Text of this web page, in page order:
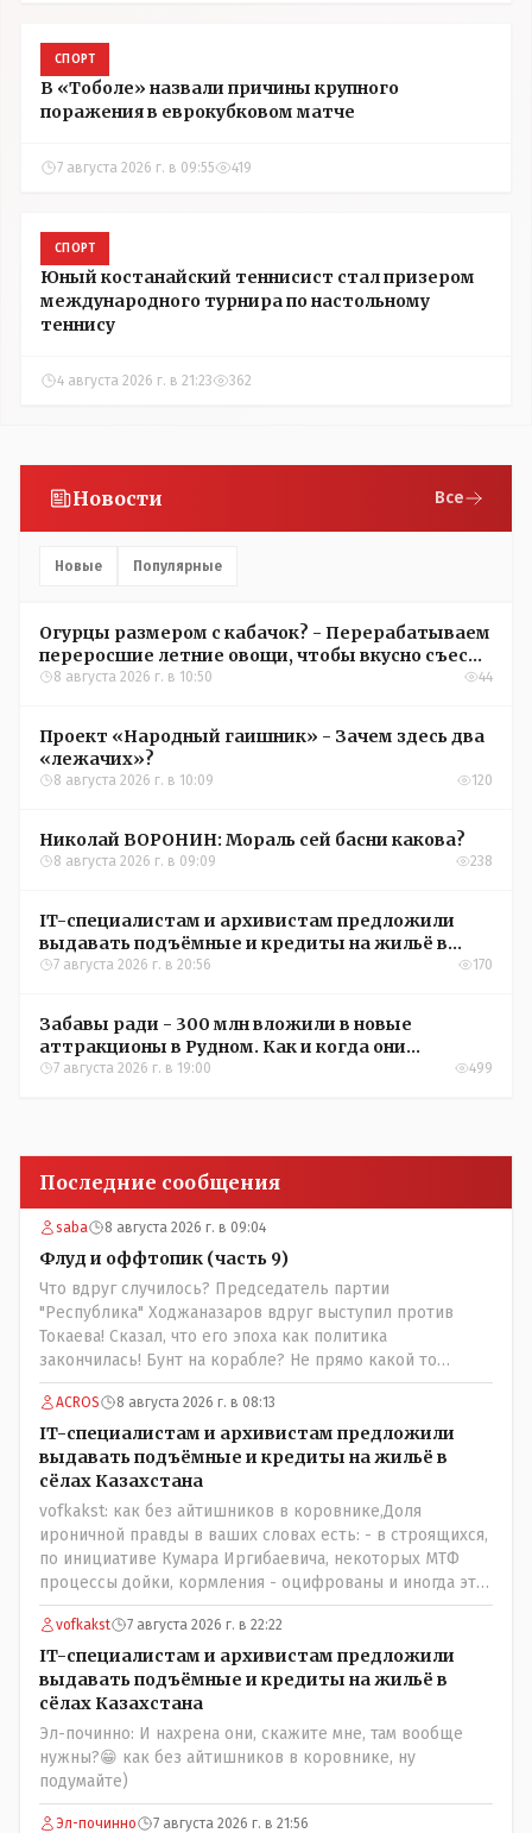
СПОРТ
В «Тоболе» назвали причины крупного
поражения в еврокубковом матче
7 августа 2026 г. в 09:55 419
СПОРТ
Юный костанайский теннисист стал призером
международного турнира по настольному
теннису
4 августа 2026 г. в 21:23 362
Новости Все
Новые Популярные
Огурцы размером с кабачок? - Перерабатываем
переросшие летние овощи, чтобы вкусно съесть
зимой
8 августа 2026 г. в 10:50 44
Проект «Народный гаишник» - Зачем здесь два
«лежачих»?
8 августа 2026 г. в 10:09 120
Николай ВОРОНИН: Мораль сей басни какова?
8 августа 2026 г. в 09:09 238
IT-специалистам и архивистам предложили
выдавать подъёмные и кредиты на жильё в
сёлах Казахстана
7 августа 2026 г. в 20:56 170
Забавы ради - 300 млн вложили в новые
аттракционы в Рудном. Как и когда они
окупятся?
7 августа 2026 г. в 19:00 499
Последние сообщения
saba 8 августа 2026 г. в 09:04
Флуд и оффтопик (часть 9)
Что вдруг случилось? Председатель партии
"Республика" Ходжаназаров вдруг выступил против
Токаева! Сказал, что его эпоха как политика
закончилась! Бунт на корабле? Не прямо какой то
правдолюб вдруг выступил! Может он инопланетянин?
Появился неизвестно откуда, отжал у бывшего
всесильного Розинова целый холдинг и теперь против
президента выступает! Вот ни капельки ему не поверю,
что он действует в интересах страны, про народ уже и
не говорю! Опять какие то закулисные игры?
ACROS 8 августа 2026 г. в 08:13
IT-специалистам и архивистам предложили
выдавать подъёмные и кредиты на жильё в
сёлах Казахстана
vofkakst: как без айтишников в коровнике,Доля
ироничной правды в ваших словах есть: - в строящихся,
по инициативе Кумара Иргибаевича, некоторых МТФ
процессы дойки, кормления - оцифрованы и иногда эти
программы дают сбой - и тогда они нужны, хотя я
насколько в курсе своей комьютерной безграмотности
- все эти вопросы можно решать и устранять эти сбои и
удалённо - лёжа на диване, в городе. Но, этих
современных и оцифрованных МТФ критично мало для
массового переезда лохматых и обкуренных молодых
ребят из города в село, да и те МТФ я по опыту
подозреваю, скоро перейдут на обслуживание с
помошью кувалды, китайского скотча, алюминевой
проволоки и русского мата. Вот где работать в селе
vofkakst 7 августа 2026 г. в 22:22
IT-специалистам и архивистам предложили
выдавать подъёмные и кредиты на жильё в
сёлах Казахстана
Эл-починно: И нахрена они, скажите мне, там вообще
нужны?😁 как без айтишников в коровнике, ну
подумайте)
Эл-починно 7 августа 2026 г. в 21:56